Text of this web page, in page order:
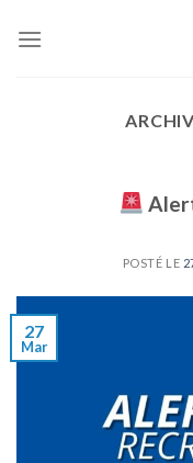
POSTÉ LE
27
Mar